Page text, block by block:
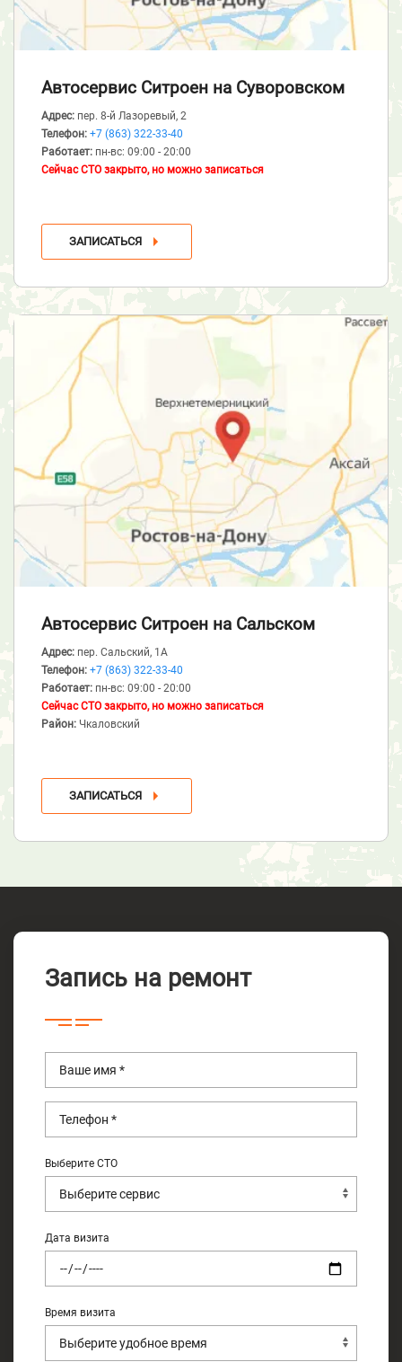
Автосервис Ситроен на Суворовском
Адрес: пер. 8-й Лазоревый, 2
Телефон: +7 (863) 322-33-40
Работает: пн-вс: 09:00 - 20:00
Сейчас СТО закрыто, но можно записаться
ЗАПИСАТЬСЯ
Автосервис Ситроен на Сальском
Адрес: пер. Сальский, 1А
Телефон: +7 (863) 322-33-40
Работает: пн-вс: 09:00 - 20:00
Сейчас СТО закрыто, но можно записаться
Район: Чкаловский
ЗАПИСАТЬСЯ
Запись на ремонт
Выберите СТО
Дата визита
Время визита